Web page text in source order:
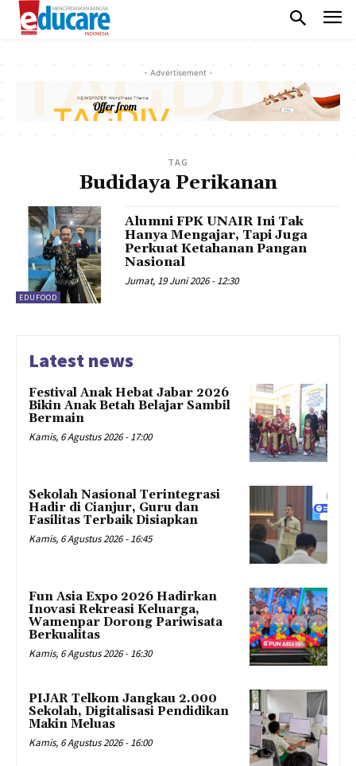
- Advertisement -
TAG
Budidaya Perikanan
EDUFOOD
Alumni FPK UNAIR Ini Tak
Hanya Mengajar, Tapi Juga
Perkuat Ketahanan Pangan
Nasional
Jumat, 19 Juni 2026 - 12:30
Latest news
Festival Anak Hebat Jabar 2026
Bikin Anak Betah Belajar Sambil
Bermain
Kamis, 6 Agustus 2026 - 17:00
Sekolah Nasional Terintegrasi
Hadir di Cianjur, Guru dan
Fasilitas Terbaik Disiapkan
Kamis, 6 Agustus 2026 - 16:45
Fun Asia Expo 2026 Hadirkan
Inovasi Rekreasi Keluarga,
Wamenpar Dorong Pariwisata
Berkualitas
Kamis, 6 Agustus 2026 - 16:30
PIJAR Telkom Jangkau 2.000
Sekolah, Digitalisasi Pendidikan
Makin Meluas
Kamis, 6 Agustus 2026 - 16:00